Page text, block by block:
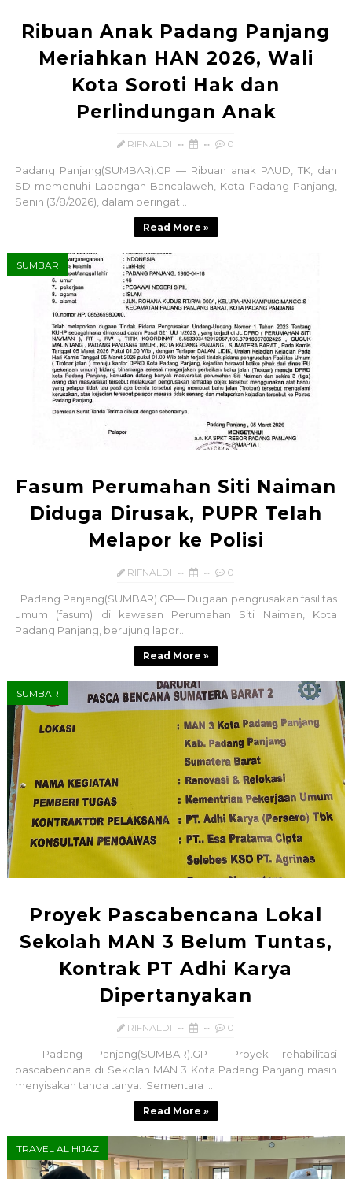
Ribuan Anak Padang Panjang
Meriahkan HAN 2026, Wali
Kota Soroti Hak dan
Perlindungan Anak
RIFNALDI 0
Padang Panjang(SUMBAR).GP — Ribuan anak PAUD, TK, dan
SD memenuhi Lapangan Bancalaweh, Kota Padang Panjang,
Senin (3/8/2026), dalam peringat...
Read More »
SUMBAR
Fasum Perumahan Siti Naiman
Diduga Dirusak, PUPR Telah
Melapor ke Polisi
RIFNALDI 0
Padang Panjang(SUMBAR).GP— Dugaan pengrusakan fasilitas
umum (fasum) di kawasan Perumahan Siti Naiman, Kota
Padang Panjang, berujung lapor...
Read More »
SUMBAR
Proyek Pascabencana Lokal
Sekolah MAN 3 Belum Tuntas,
Kontrak PT Adhi Karya
Dipertanyakan
RIFNALDI 0
Padang Panjang(SUMBAR).GP— Proyek rehabilitasi
pascabencana di Sekolah MAN 3 Kota Padang Panjang masih
menyisakan tanda tanya. Sementara ...
Read More »
TRAVEL AL HIJAZ